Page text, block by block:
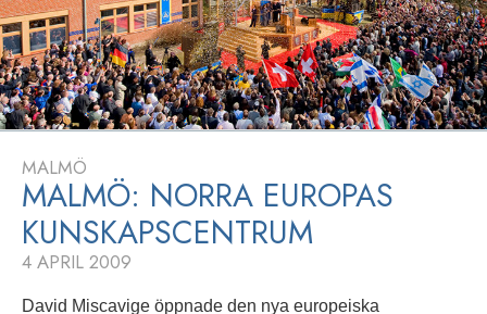
Videor
SCIENTOLOGI-
KYRKAN
I
MALMÖ
INVIGNINGEN
VISNING
MALMÖ
MALMÖ: NORRA EUROPAS
KUNSKAPSCENTRUM
4 APRIL 2009
David Miscavige öppnade den nya europeiska